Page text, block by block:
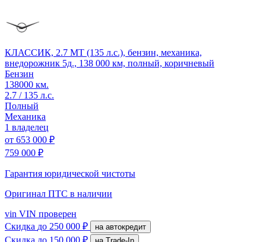
КЛАССИК, 2.7 MT (135 л.с.), бензин, механика,
внедорожник 5д., 138 000 км, полный, коричневый
Бензин
138000 км.
2.7 / 135 л.с.
Полный
Механика
1 владелец
от 653 000 ₽
759 000 ₽
Гарантия юридической чистоты
Оригинал ПТС в наличии
vin VIN проверен
Скидка до 250 000 ₽ на автокредит
Скидка до 150 000 ₽